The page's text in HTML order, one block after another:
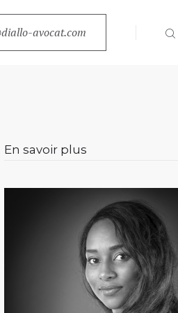
avocat.com
En savoir plus